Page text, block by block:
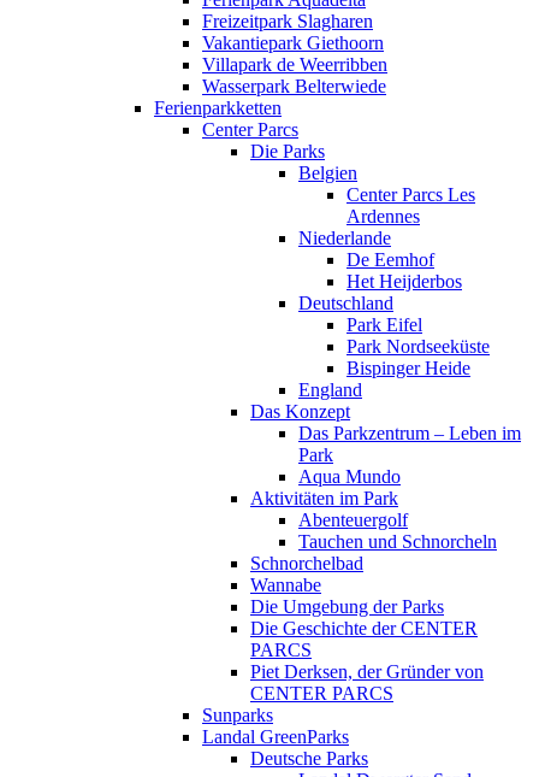
Freizeitpark Slagharen
Vakantiepark Giethoorn
Villapark de Weerribben
Wasserpark Belterwiede
Ferienparkketten
Center Parcs
Die Parks
Belgien
Center Parcs Les
Ardennes
Niederlande
De Eemhof
Het Heijderbos
Deutschland
Park Eifel
Park Nordseeküste
Bispinger Heide
England
Das Konzept
Das Parkzentrum – Leben im
Park
Aqua Mundo
Aktivitäten im Park
Abenteuergolf
Tauchen und Schnorcheln
Schnorchelbad
Wannabe
Die Umgebung der Parks
Die Geschichte der CENTER
PARCS
Piet Derksen, der Gründer von
CENTER PARCS
Sunparks
Landal GreenParks
Deutsche Parks